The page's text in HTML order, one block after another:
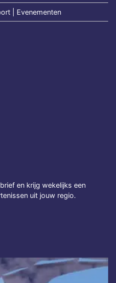
| Evenementen
en krijg wekelijks een
uit jouw regio.